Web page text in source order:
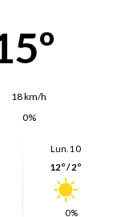
18 km/h
0%
Lun. 10
12º / 2º
0%